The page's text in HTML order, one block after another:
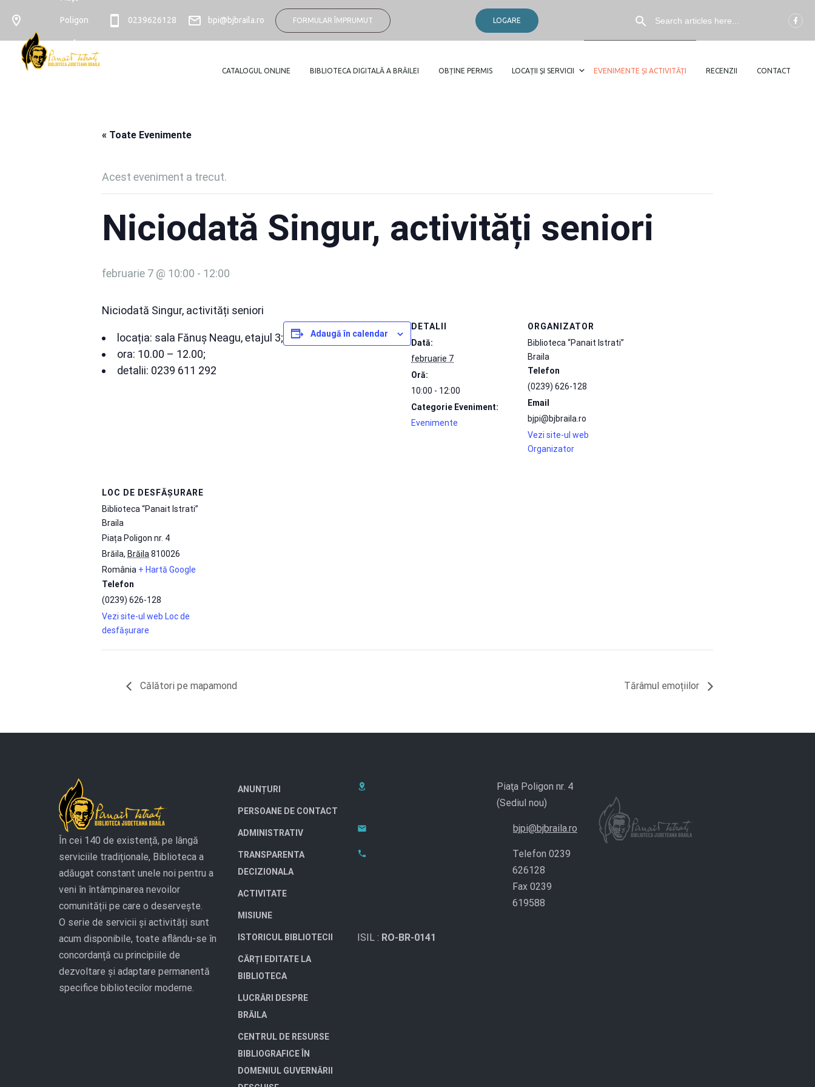
Poligon
nr. 4
0239626128 bpi@bjbraila.ro FORMULAR ÎMPRUMUT LOGARE
CATALOGUL ONLINE BIBLIOTECA DIGITALĂ A BRĂILEI OBȚINE PERMIS LOCAȚII ȘI SERVICII EVENIMENTE ȘI ACTIVITĂȚI RECENZII CONTACT
« Toate Evenimente
Acest eveniment a trecut.
Niciodată Singur, activități seniori
februarie 7 @ 10:00 - 12:00
Niciodată Singur, activități seniori
locația: sala Fănuș Neagu, etajul 3;
ora: 10.00 – 12.00;
detalii: 0239 611 292
Adaugă în calendar
DETALII
Dată:
februarie 7
Oră:
10:00 - 12:00
Categorie Eveniment:
Evenimente
ORGANIZATOR
Biblioteca “Panait Istrati”
Braila
Telefon
(0239) 626-128
Email
bjpi@bjbraila.ro
Vezi site-ul web
Organizator
LOC DE DESFĂȘURARE
Biblioteca “Panait Istrati”
Braila
Piața Poligon nr. 4
Brăila, Brăila 810026
România + Hartă Google
Telefon
(0239) 626-128
Vezi site-ul web Loc de
desfășurare
Călători pe mapamond Tărâmul emoțiilor
În cei 140 de existență, pe lângă
serviciile tradiționale, Biblioteca a
adăugat constant unele noi pentru a
veni în întâmpinarea nevoilor
comunității pe care o deservește.
O serie de servicii și activități sunt
acum disponibile, toate aflându-se în
concordanță cu principiile de
dezvoltare și adaptare permanentă
specifice bibliotecilor moderne.
ANUNȚURI
PERSOANE DE CONTACT
ADMINISTRATIV
TRANSPARENTA
DECIZIONALA
ACTIVITATE
MISIUNE
ISTORICUL BIBLIOTECII
CĂRȚI EDITATE LA
BIBLIOTECA
LUCRĂRI DESPRE
BRĂILA
CENTRUL DE RESURSE
BIBLIOGRAFICE ÎN
DOMENIUL GUVERNĂRII
Piaţa Poligon nr. 4
(Sediul nou)
bjpi@bjbraila.ro
Telefon 0239
626128
Fax 0239
619588
ISIL : RO-BR-0141